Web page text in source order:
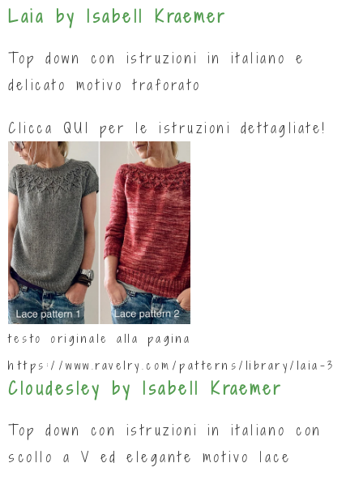
Laia by Isabell Kraemer
Top down con istruzioni in italiano e
delicato motivo traforato
Clicca QUI per le istruzioni dettagliate!
testo originale alla pagina
https://www.ravelry.com/patterns/library/laia-3
Cloudesley by Isabell Kraemer
Top down con istruzioni in italiano con
scollo a V ed elegante motivo lace